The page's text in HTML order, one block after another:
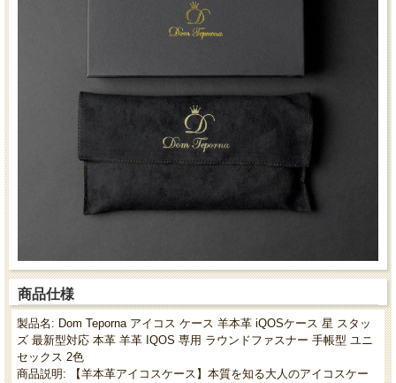
商品仕様
製品名: Dom Teporna アイコス ケース 羊本革 iQOSケース 星 スタッ
ズ 最新型対応 本革 羊革 IQOS 専用 ラウンドファスナー 手帳型 ユニ
セックス 2色
商品説明: 【羊本革アイコスケース】本質を知る大人のアイコスケー